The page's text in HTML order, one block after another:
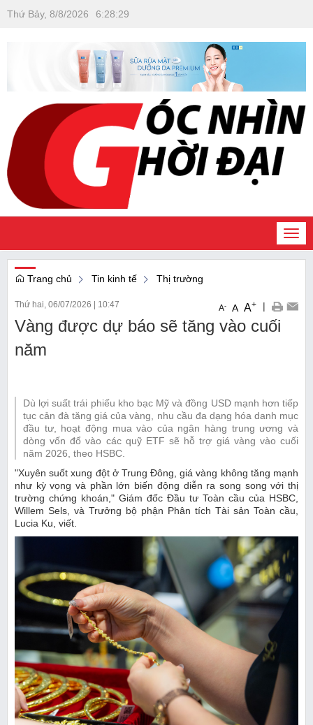
Thứ Bảy, 8/8/2026 6:28:30
Trang chủ Tin kinh tế Thị trường
Thứ hai, 06/07/2026 10:47 A- A A+ |
Vàng được dự báo sẽ tăng vào cuối
năm
Dù lợi suất trái phiếu kho bạc Mỹ và đồng USD mạnh hơn tiếp
tục cản đà tăng giá của vàng, nhu cầu đa dạng hóa danh mục
đầu tư, hoạt động mua vào của ngân hàng trung ương và
dòng vốn đổ vào các quỹ ETF sẽ hỗ trợ giá vàng vào cuối
năm 2026, theo HSBC.
"Xuyên suốt xung đột ở Trung Đông, giá vàng không tăng mạnh
như kỳ vọng và phần lớn biến động diễn ra song song với thị
trường chứng khoán," Giám đốc Đầu tư Toàn cầu của HSBC,
Willem Sels, và Trưởng bộ phận Phân tích Tài sản Toàn cầu,
Lucia Ku, viết.